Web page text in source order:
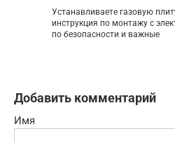
Устанавливаете газовую
инструкция по монтажу с
по безопасности и важные
Добавить комментарий
Имя